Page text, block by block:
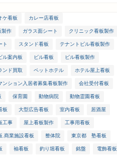
ケ看板 カレー店看板
製作 ガラス面シート クリニック看板製作
ト スタンド看板 テナントビル看板製作
ル案内板 ビル看板 ビル看板製作
ンド買取 ペットホテル ホテル屋上看板
ンション入居者募集看板製作 会社受付看板
保育園 動物病院 動物霊園看板
板 大型広告看板 室内看板 居酒屋
工事 屋上看板製作 工事用看板
.商業施設看板 整体院 東京都 塾看板
袖看板 釣り堀看板 銘盤 電飾看板